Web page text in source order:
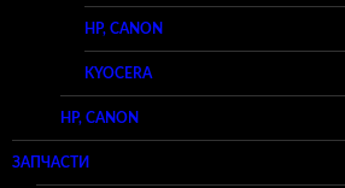
HP, CANON
KYOCERA
HP, CANON
ЗАПЧАСТИ